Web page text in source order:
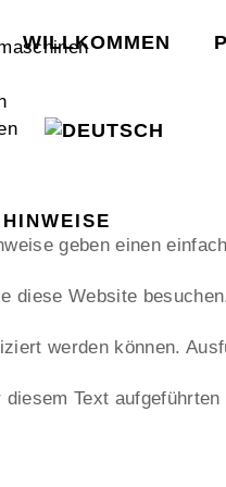
WILLKOMMEN
AUF EINEN
geben einen
diese Website
werden können.
diesem Text